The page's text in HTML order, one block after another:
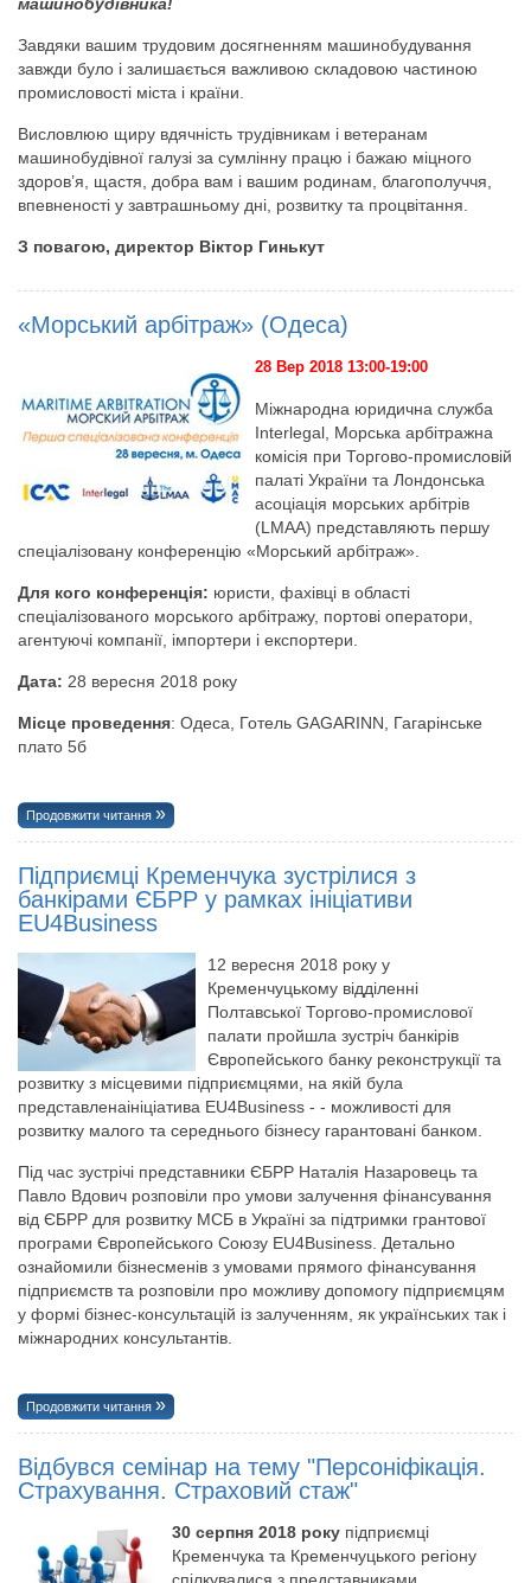
Завдяки вашим трудовим досягненням машинобудування
завжди було і залишається важливою складовою частиною
промисловості міста і країни.
Висловлюю щиру вдячність трудівникам і ветеранам
машинобудівної галузі за сумлінну працю і бажаю міцного
здоров’я, щастя, добра вам і вашим родинам, благополуччя,
впевненості у завтрашньому дні, розвитку та процвітання.
З повагою, директор Віктор Гинькут
«Морський арбітраж» (Одеса)
28 Вер 2018 13:00-19:00
Міжнародна юридична служба
Interlegal, Морська арбітражна
комісія при Торгово-промисловій
палаті України та Лондонська
асоціація морських арбітрів
(LMAA) представляють першу
спеціалізовану конференцію «Морський арбітраж».
Для кого конференція: юристи, фахівці в області
спеціалізованого морського арбітражу, портові оператори,
агентуючі компанії, імпортери і експортери.
Дата: 28 вересня 2018 року
Місце проведення: Одеса, Готель GAGARINN, Гагарінське
плато 5б
Продовжити читання
Підприємці Кременчука зустрілися з
банкірами ЄБРР у рамках ініціативи
EU4Business
12 вересня 2018 року у
Кременчуцькому відділенні
Полтавської Торгово-промислової
палати пройшла зустріч банкірів
Європейського банку реконструкції та
розвитку з місцевими підприємцями, на якій була
представленаініціатива EU4Business - - можливості для
розвитку малого та середнього бізнесу гарантовані банком.
Під час зустрічі представники ЄБРР Наталія Назаровець та
Павло Вдович розповіли про умови залучення фінансування
від ЄБРР для розвитку МСБ в Україні за підтримки грантової
програми Європейського Союзу EU4Business. Детально
ознайомили бізнесменів з умовами прямого фінансування
підприємств та розповіли про можливу допомогу підприємцям
у формі бізнес-консультацій із залученням, як українських так і
міжнародних консультантів.
Продовжити читання
Відбувся семінар на тему "Персоніфікація.
Страхування. Страховий стаж"
30 серпня 2018 року підприємці
Кременчука та Кременчуцького регіону
спілкувалися з представниками